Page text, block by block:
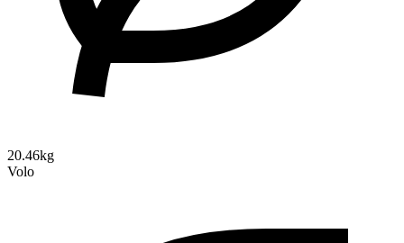
20.46kg
Volo